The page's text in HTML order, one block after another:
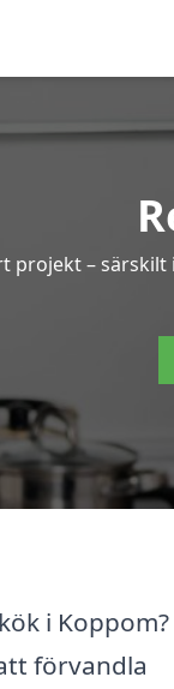
projekt –
i Koppom?
förvandla